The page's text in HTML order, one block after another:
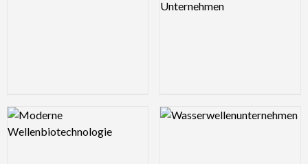
Logo Preview Image Logo Preview Image